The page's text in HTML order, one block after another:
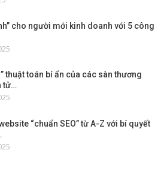
cho người mới kinh doanh với 5 công
thuật toán bí ẩn của các sàn thương
tử…
“chuẩn SEO” từ A-Z với bí quyết